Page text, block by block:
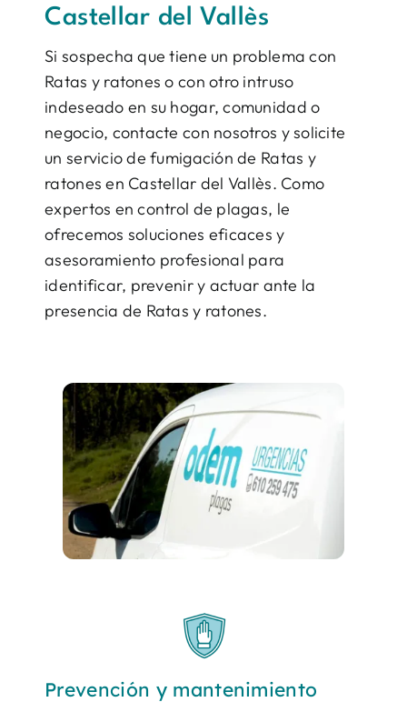
Castellar del Vallès
Si sospecha que tiene un problema con
Ratas y ratones o con otro intruso
indeseado en su hogar, comunidad o
negocio, contacte con nosotros y solicite
un servicio de fumigación de Ratas y
ratones en Castellar del Vallès. Como
expertos en control de plagas, le
ofrecemos soluciones eficaces y
asesoramiento profesional para
identificar, prevenir y actuar ante la
presencia de Ratas y ratones.
Prevención y mantenimiento